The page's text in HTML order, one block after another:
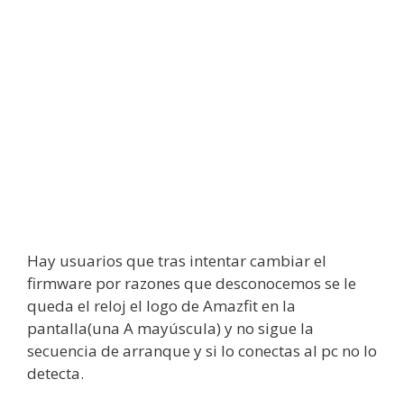
Hay usuarios que tras intentar cambiar el
firmware por razones que desconocemos se le
queda el reloj el logo de Amazfit en la
pantalla(una A mayúscula) y no sigue la
secuencia de arranque y si lo conectas al pc no lo
detecta.